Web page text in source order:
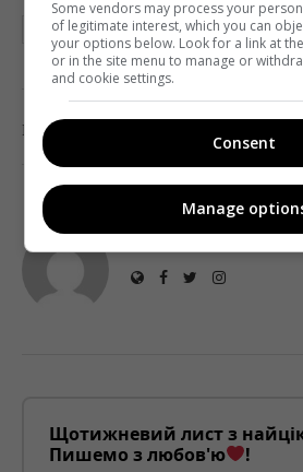
"1+1" ВЕЛИКІ ВУЙКИ
Поделиться:
TELEKRITIKA
Щотижневий лист з
Пишемо з любов'ю
!
Some vendors may process your
of legitimate interest, which you can
your options below. Look for a link at
or in the site menu to manage or
and cookie settings.
Consent
Manage